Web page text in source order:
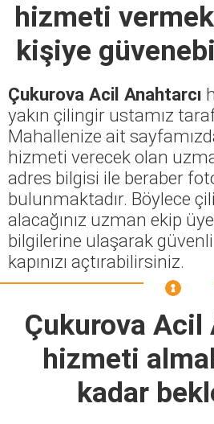
hizmeti
kişiye
Çukurova Acil Anahtarcı
yakın çilingir ustamız
Mahallenize ait
hizmeti verecek olan
adres bilgisi ile beraber
bulunmaktadır. Böylece
alacağınız uzman ekip
bilgilerine ulaşarak
kapınızı açtırabilirsiniz.
Çukurova Acil
hizmeti
kadar